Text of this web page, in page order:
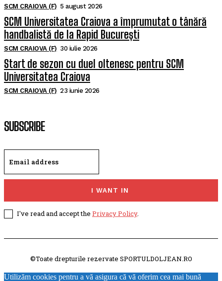
SCM CRAIOVA (F) 5 august 2026
SCM Universitatea Craiova a împrumutat o tânără
handbalistă de la Rapid București
SCM CRAIOVA (F) 30 iulie 2026
Start de sezon cu duel oltenesc pentru SCM
Universitatea Craiova
SCM CRAIOVA (F) 23 iunie 2026
SUBSCRIBE
I WANT IN
I've read and accept the Privacy Policy.
©Toate drepturile rezervate SPORTULDOLJEAN.RO
Utilizăm cookies pentru a vă asigura că vă oferim cea mai bună